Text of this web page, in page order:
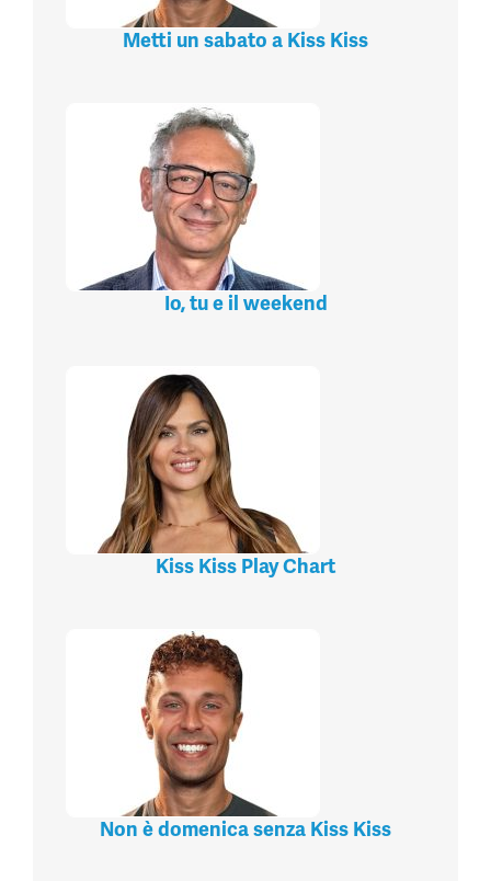
Metti un sabato a Kiss Kiss
Io, tu e il weekend
Kiss Kiss Play Chart
Non è domenica senza Kiss Kiss